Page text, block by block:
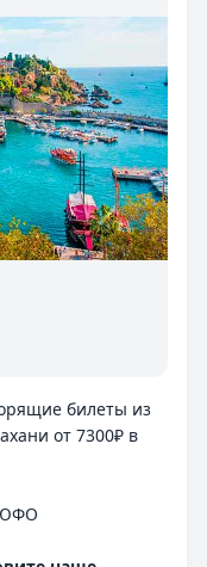
билеты из
от 7300₽ в